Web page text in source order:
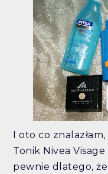
I oto co
Tonik Nivea
pewnie dlatego,